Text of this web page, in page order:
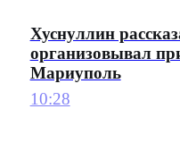
Хуснуллин
организовывал
Мариуполь
10:28